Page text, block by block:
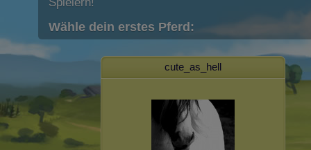
Wähle dein erstes Pferd:
cute_as_hell